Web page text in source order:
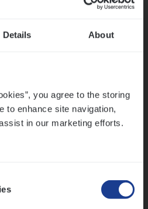
Details About
you agree to the storing
to enhance site navigation,
in our marketing efforts.
met HR